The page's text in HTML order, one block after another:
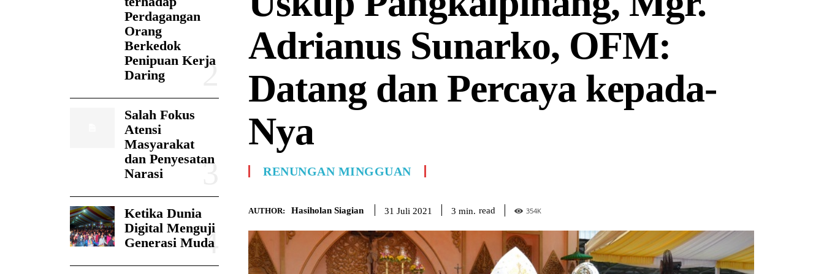
Perdagangan
Orang
Berkedok
Penipuan Kerja
Daring
Salah Fokus
Atensi
Masyarakat
dan Penyesatan
Narasi
Ketika Dunia
Digital Menguji
Generasi Muda
Adrianus Sunarko, OFM:
Datang dan Percaya kepada-
Nya
RENUNGAN MINGGUAN
AUTHOR: Hasiholan Siagian 31 Juli 2021 3 min. read 354K